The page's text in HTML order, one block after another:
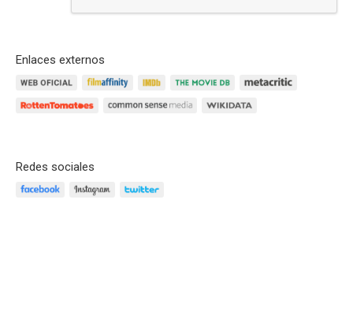
Enlaces externos
Redes sociales